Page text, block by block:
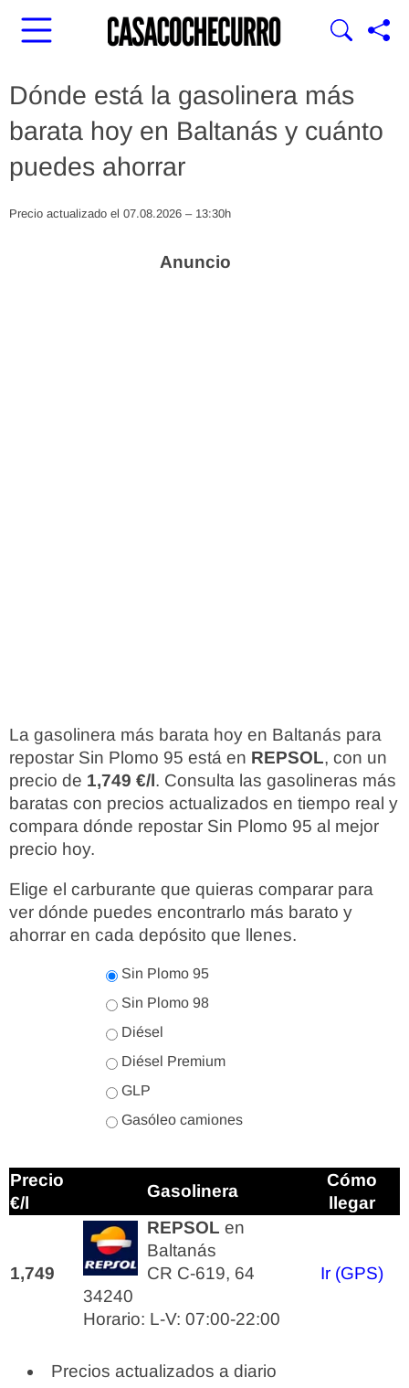
Dónde está la gasolinera más
barata hoy en Baltanás y cuánto
puedes ahorrar
Precio actualizado el 07.08.2026 – 13:30h
La gasolinera más barata hoy en Baltanás para
repostar Sin Plomo 95 está en REPSOL, con un
precio de 1,749 €/l. Consulta las gasolineras más
baratas con precios actualizados en tiempo real y
compara dónde repostar Sin Plomo 95 al mejor
precio hoy.
Elige el carburante que quieras comparar para
ver dónde puedes encontrarlo más barato y
ahorrar en cada depósito que llenes.
Sin Plomo 95
Sin Plomo 98
Diésel
Diésel Premium
GLP
Gasóleo camiones
Precio
€/l
Gasolinera
Cómo
llegar
1,749
REPSOL en
Baltanás
CR C-619, 64
34240
Horario: L-V: 07:00-22:00
Ir (GPS)
Precios actualizados a diario